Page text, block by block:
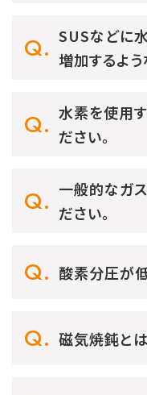
SUSなどに
増加するよう
水素を使用
ださい。
一般的なガ
ださい。
酸素分圧が
磁気焼鈍と